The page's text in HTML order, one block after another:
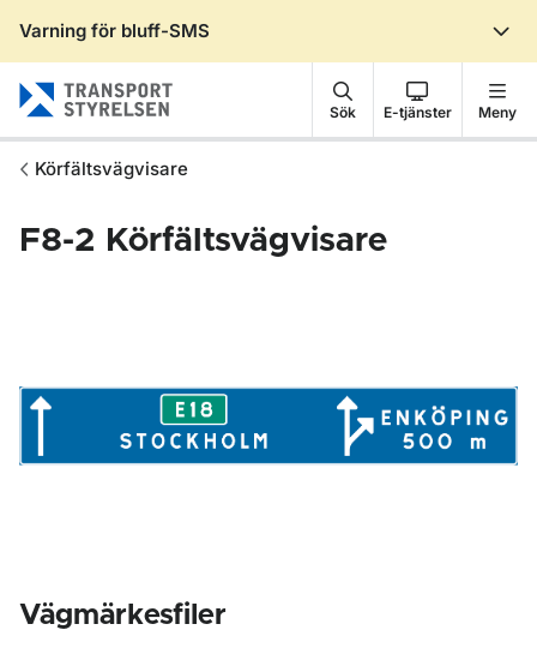
Varning för bluff-SMS
Sök E-tjänster Meny
Körfältsvägvisare
F8-2 Körfältsvägvisare
Vägmärkesfiler